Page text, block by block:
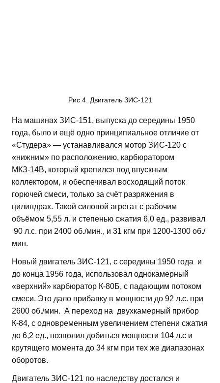
Рис 4. Двигатель ЗИС-121
На машинах ЗИС-151, выпуска до середины 1950
года, было и ещё одно принципиальное отличие от
«Студера» — устанавливался мотор ЗИС-120 с
«нижним» по расположению, карбюратором
МКЗ-14В, который крепился под впускным
коллектором, и обеспечивал восходящий поток
горючей смеси, только за счёт разряжения в
цилиндрах. Такой силовой агрегат с рабочим
объёмом 5,55 л. и степенью сжатия 6,0 ед., развивал
90 л.с. при 2400 об./мин., и 31 кгм при 1200-1300 об./
мин.
Новый двигатель ЗИС-121, с середины 1950 года и
до конца 1956 года, использовал однокамерный
«верхний» карбюратор К-80Б, с падающим потоком
смеси. Это дало прибавку в мощности до 92 л.с. при
2600 об./мин. А переход на двухкамерный прибор
К-84, с одновременным увеличением степени сжатия
до 6,2 ед., позволил добиться мощности 104 л.с и
крутящего момента до 34 кгм при тех же диапазонах
оборотов.
Двигатель ЗИС-121 по наследству достался и